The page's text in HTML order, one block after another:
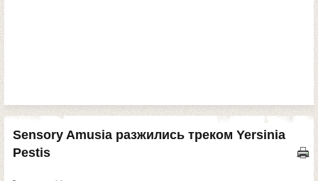
Sensory Amusia разжились треком Yersinia
Pestis